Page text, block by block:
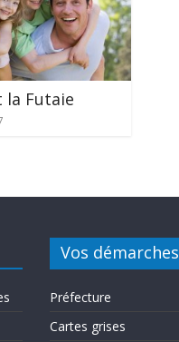
la Futaie
Vos démarches
Préfecture
Cartes grises